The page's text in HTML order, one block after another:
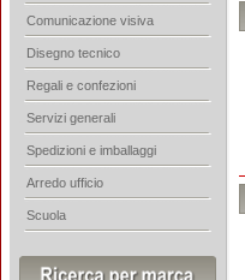
Comunicazione visiva
Disegno tecnico
Regali e confezioni
Servizi generali
Spedizioni e imballaggi
Arredo ufficio
Scuola